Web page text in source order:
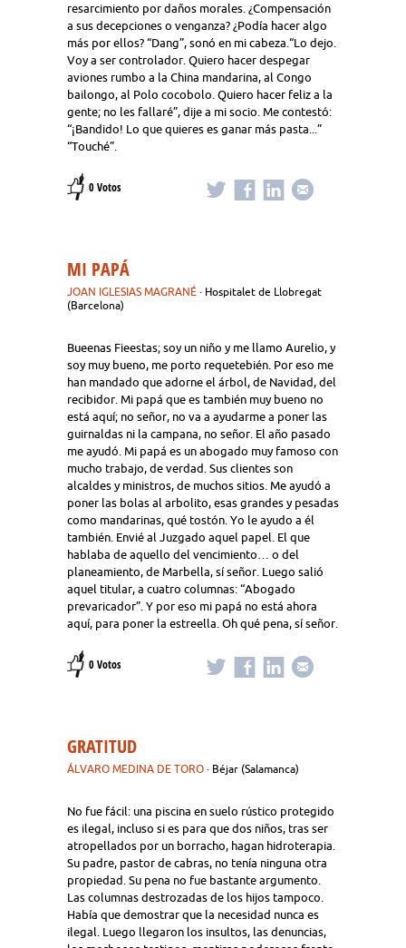
resarcimiento por daños morales. ¿Compensación
a sus decepciones o venganza? ¿Podía hacer algo
más por ellos? “Dang”, sonó en mi cabeza.“Lo dejo.
Voy a ser controlador. Quiero hacer despegar
aviones rumbo a la China mandarina, al Congo
bailongo, al Polo cocobolo. Quiero hacer feliz a la
gente; no les fallaré”, dije a mi socio. Me contestó:
“¡Bandido! Lo que quieres es ganar más pasta...”
“Touché”.
0 Votos
MI PAPÁ
JOAN IGLESIAS MAGRANÉ · Hospitalet de Llobregat
(Barcelona)
Bueenas Fieestas; soy un niño y me llamo Aurelio, y
soy muy bueno, me porto requetebién. Por eso me
han mandado que adorne el árbol, de Navidad, del
recibidor. Mi papá que es también muy bueno no
está aquí; no señor, no va a ayudarme a poner las
guirnaldas ni la campana, no señor. El año pasado
me ayudó. Mi papá es un abogado muy famoso con
mucho trabajo, de verdad. Sus clientes son
alcaldes y ministros, de muchos sitios. Me ayudó a
poner las bolas al arbolito, esas grandes y pesadas
como mandarinas, qué tostón. Yo le ayudo a él
también. Envié al Juzgado aquel papel. El que
hablaba de aquello del vencimiento… o del
planeamiento, de Marbella, sí señor. Luego salió
aquel titular, a cuatro columnas: “Abogado
prevaricador”. Y por eso mi papá no está ahora
aquí, para poner la estreella. Oh qué pena, sí señor.
0 Votos
GRATITUD
ÁLVARO MEDINA DE TORO · Béjar (Salamanca)
No fue fácil: una piscina en suelo rústico protegido
es ilegal, incluso si es para que dos niños, tras ser
atropellados por un borracho, hagan hidroterapia.
Su padre, pastor de cabras, no tenía ninguna otra
propiedad. Su pena no fue bastante argumento.
Las columnas destrozadas de los hijos tampoco.
Había que demostrar que la necesidad nunca es
ilegal. Luego llegaron los insultos, las denuncias,